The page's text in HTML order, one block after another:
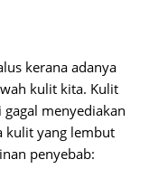
kerana adanya
kulit kita. Kulit
menyediakan
kulit yang lembut
penyebab: